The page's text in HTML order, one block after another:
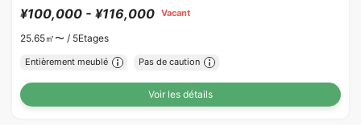
¥100,000 - ¥116,000 Vacant
25.65㎡〜 / 5Etages
Entièrement meublé Pas de caution
Voir les détails